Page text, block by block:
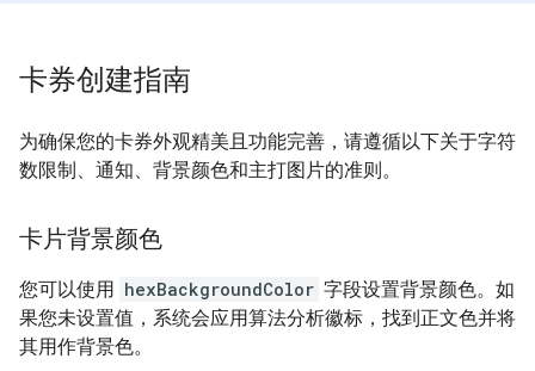
卡券创建指南
为确保您的卡券外观精美且功能完善，请遵循以下关于字符
数限制、通知、背景颜色和主打图片的准则。
卡片背景颜色
您可以使用 hexBackgroundColor 字段设置背景颜色。如
果您未设置值，系统会应用算法分析徽标，找到正文色并将
其用作背景色。